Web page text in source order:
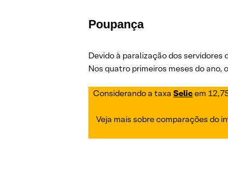
Poupança
Devido à paralização dos
Nos quatro primeiros meses do ano,
Considerando a taxa Selicem
Veja mais sobre comparações do